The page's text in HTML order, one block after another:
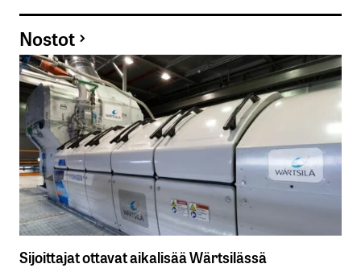
Nostot
Sijoittajat ottavat aikalisää Wärtsilässä